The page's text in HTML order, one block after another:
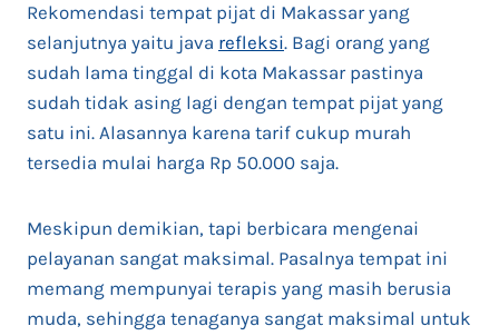
Rekomendasi tempat pijat di Makassar yang
selanjutnya yaitu java refleksi. Bagi orang yang
sudah lama tinggal di kota Makassar pastinya
sudah tidak asing lagi dengan tempat pijat yang
satu ini. Alasannya karena tarif cukup murah
tersedia mulai harga Rp 50.000 saja.
Meskipun demikian, tapi berbicara mengenai
pelayanan sangat maksimal. Pasalnya tempat ini
memang mempunyai terapis yang masih berusia
muda, sehingga tenaganya sangat maksimal untuk